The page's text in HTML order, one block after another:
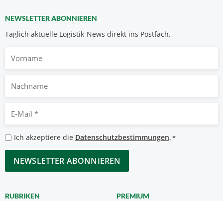
NEWSLETTER ABONNIEREN
Täglich aktuelle Logistik-News direkt ins Postfach.
Nachname
Mail
*
Datenschutzbestimmungen
*
Ich akzeptiere die Datenschutzbestimmungen.*
CAPTCHA
RUBRIKEN PREMIUM